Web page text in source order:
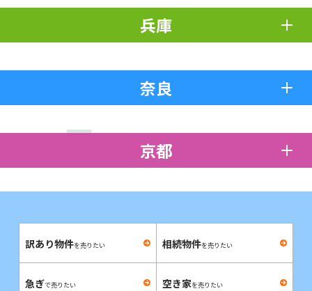
兵庫
奈良
京都
訳あり物件を売りたい 相続物件を売りたい
急ぎで売りたい 空き家を売りたい